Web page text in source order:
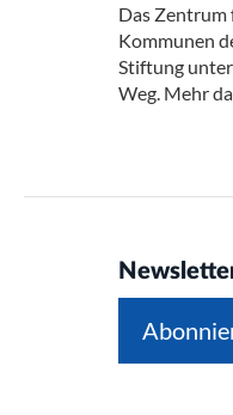
Das
Kommunen
Stiftung
Weg. Mehr